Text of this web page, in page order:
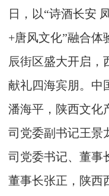
日，以“诗酒长安
+唐风文化”融合体
辰街区盛大开启，
献礼四海宾朋。中
潘海平，陕西文化
司党委副书记王景
司党委书记、董事
董事长张正，陕西